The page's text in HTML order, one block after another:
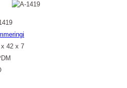
x 42 x 7